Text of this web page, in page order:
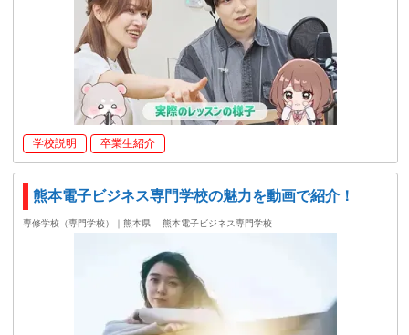
学校説明 卒業生紹介
熊本電子ビジネス専門学校の魅力を動画で紹介！
専修学校（専門学校）｜熊本県 熊本電子ビジネス専門学校